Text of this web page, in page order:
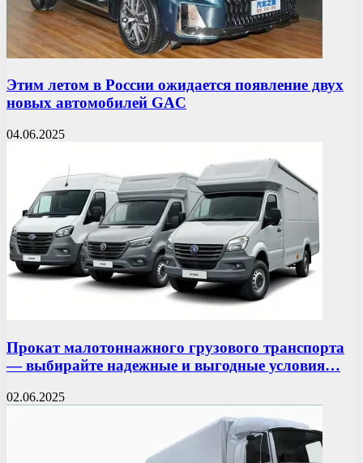
Этим летом в России ожидается появление двух
новых автомобилей GAC
04.06.2025
Прокат малотоннажного грузового транспорта
— выбирайте надежные и выгодные условия…
02.06.2025